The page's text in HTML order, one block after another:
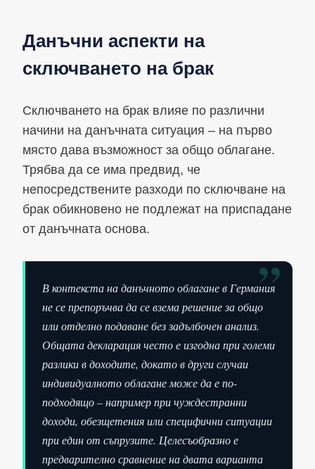
Данъчни аспекти на
сключването на брак
Сключването на брак влияе по различни
начини на данъчната ситуация – на първо
място дава възможност за общо облагане.
Трябва да се има предвид, че
непосредствените разходи по сключване на
брак обикновено не подлежат на приспадане
от данъчната основа.
”
В контекста на данъчното облагане в Германия
не се препоръчва да се взема решение за общо
или отделно подаване без задълбочен анализ.
Общата декларация често е изгодна при големи
разлики в доходите, докато в други случаи
индивидуалното облагане може да е по-
подходящо – например при чуждестранни
доходи, обезщетения или специфични ситуации
при един от съпрузите. Целесъобразно е
предварително сравнение на двата варианта